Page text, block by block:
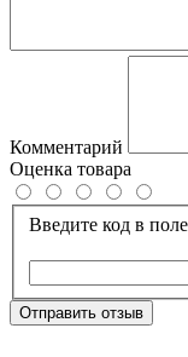
Комментарий
Оценка товара
Введите код в
Отправить отзыв